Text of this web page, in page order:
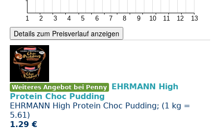
Details zum Preisverlauf anzeigen
Weiteres Angebot bei Penny
EHRMANN High
Protein Choc Pudding
EHRMANN High Protein Choc Pudding; (1 kg =
5.61)
1.29 €